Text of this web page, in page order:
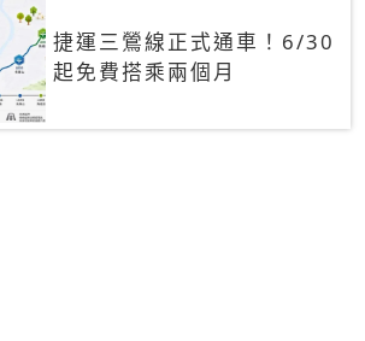
捷運三鶯線正式通車！6/30
起免費搭乘兩個月